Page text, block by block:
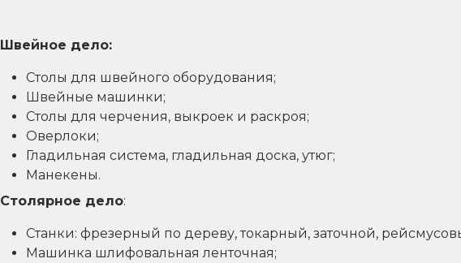
Швейное дело:
Столы для швейного оборудования;
Швейные машинки;
Столы для черчения, выкроек и раскроя;
Оверлоки;
Гладильная система, гладильная доска, утюг;
Манекены.
Столярное дело:
Станки: фрезерный по дереву, токарный, заточной,
Машинка шлифовальная ленточная;